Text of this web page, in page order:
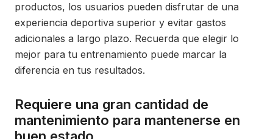
productos, los usuarios pueden disfrutar de una
experiencia deportiva superior y evitar gastos
adicionales a largo plazo. Recuerda que elegir lo
mejor para tu entrenamiento puede marcar la
diferencia en tus resultados.
Requiere una gran cantidad de
mantenimiento para mantenerse en